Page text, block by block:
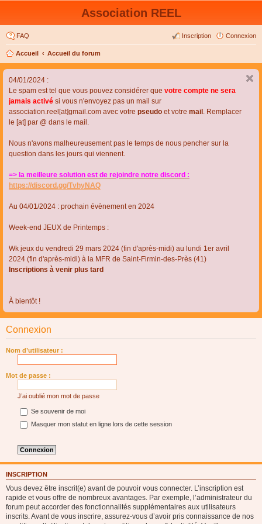
Association REEL
FAQ Connexion
Inscription
Accueil Accueil du forum
04/01/2024 :
Le spam est tel que vous pouvez considérer que votre compte ne sera
jamais activé si vous n'envoyez pas un mail sur
association.reel[at]gmail.com avec votre pseudo et votre mail . Remplacer
le [at] par @ dans le mail.
Nous n'avons malheureusement pas le temps de nous pencher sur la
question dans les jours qui viennent.
=> la meilleure solution est de rejoindre notre discord :
https://discord.gg/TvhyNAQ
Au 04/01/2024 : prochain évènement en 2024
Week-end JEUX de Printemps :
Wk jeux du vendredi 29 mars 2024 (fin d'après-midi) au lundi 1er avril
2024 (fin d'après-midi) à la MFR de Saint-Firmin-des-Près (41)
Inscriptions à venir plus tard
À bientôt !
Connexion
Nom d’utilisateur :
Mot de passe :
J’ai oublié mon mot de passe
Se souvenir de moi
Masquer mon statut en ligne lors de cette session
INSCRIPTION
Vous devez être inscrit(e) avant de pouvoir vous connecter. L’inscription est
rapide et vous offre de nombreux avantages. Par exemple, l’administrateur du
forum peut accorder des fonctionnalités supplémentaires aux utilisateurs
inscrits. Avant de vous inscrire, assurez-vous d’avoir pris connaissance de nos